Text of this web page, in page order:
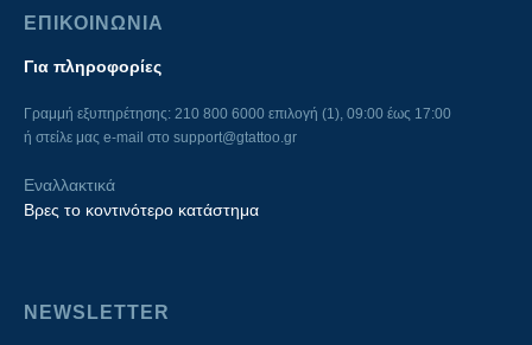
ΕΠΙΚΟΙΝΩΝΙΑ
Για πληροφορίες
Γραμμή εξυπηρέτησης: 210 800 6000 επιλογή (1), 09:00 έως 17:00
ή στείλε μας e-mail στο support@gtattoo.gr
Εναλλακτικά
Βρες το κοντινότερο κατάστημα
NEWSLETTER